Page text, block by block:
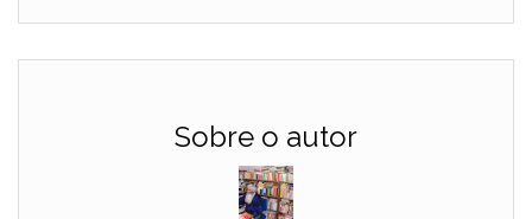
Sobre o autor